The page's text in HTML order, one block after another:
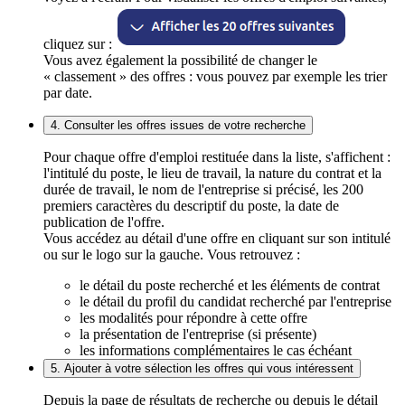
cliquez sur :
Vous avez également la possibilité de changer le
« classement » des offres : vous pouvez par exemple les trier
par date.
4. Consulter les offres issues de votre recherche
Pour chaque offre d'emploi restituée dans la liste, s'affichent :
l'intitulé du poste, le lieu de travail, la nature du contrat et la
durée de travail, le nom de l'entreprise si précisé, les 200
premiers caractères du descriptif du poste, la date de
publication de l'offre.
Vous accédez au détail d'une offre en cliquant sur son intitulé
ou sur le logo sur la gauche. Vous retrouvez :
le détail du poste recherché et les éléments de contrat
le détail du profil du candidat recherché par l'entreprise
les modalités pour répondre à cette offre
la présentation de l'entreprise (si présente)
les informations complémentaires le cas échéant
5. Ajouter à votre sélection les offres qui vous intéressent
Depuis la page de résultats de recherche ou depuis le détail